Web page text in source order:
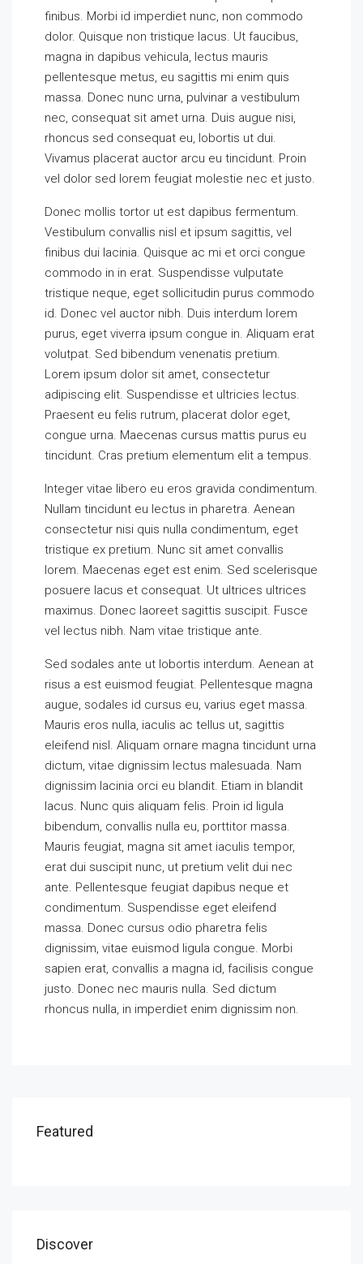
finibus. Morbi id imperdiet nunc, non commodo
dolor. Quisque non tristique lacus. Ut faucibus,
magna in dapibus vehicula, lectus mauris
pellentesque metus, eu sagittis mi enim quis
massa. Donec nunc urna, pulvinar a vestibulum
nec, consequat sit amet urna. Duis augue nisi,
rhoncus sed consequat eu, lobortis ut dui.
Vivamus placerat auctor arcu eu tincidunt. Proin
vel dolor sed lorem feugiat molestie nec et justo.
Donec mollis tortor ut est dapibus fermentum.
Vestibulum convallis nisl et ipsum sagittis, vel
finibus dui lacinia. Quisque ac mi et orci congue
commodo in in erat. Suspendisse vulputate
tristique neque, eget sollicitudin purus commodo
id. Donec vel auctor nibh. Duis interdum lorem
purus, eget viverra ipsum congue in. Aliquam erat
volutpat. Sed bibendum venenatis pretium.
Lorem ipsum dolor sit amet, consectetur
adipiscing elit. Suspendisse et ultricies lectus.
Praesent eu felis rutrum, placerat dolor eget,
congue urna. Maecenas cursus mattis purus eu
tincidunt. Cras pretium elementum elit a tempus.
Integer vitae libero eu eros gravida condimentum.
Nullam tincidunt eu lectus in pharetra. Aenean
consectetur nisi quis nulla condimentum, eget
tristique ex pretium. Nunc sit amet convallis
lorem. Maecenas eget est enim. Sed scelerisque
posuere lacus et consequat. Ut ultrices ultrices
maximus. Donec laoreet sagittis suscipit. Fusce
vel lectus nibh. Nam vitae tristique ante.
Sed sodales ante ut lobortis interdum. Aenean at
risus a est euismod feugiat. Pellentesque magna
augue, sodales id cursus eu, varius eget massa.
Mauris eros nulla, iaculis ac tellus ut, sagittis
eleifend nisl. Aliquam ornare magna tincidunt urna
dictum, vitae dignissim lectus malesuada. Nam
dignissim lacinia orci eu blandit. Etiam in blandit
lacus. Nunc quis aliquam felis. Proin id ligula
bibendum, convallis nulla eu, porttitor massa.
Mauris feugiat, magna sit amet iaculis tempor,
erat dui suscipit nunc, ut pretium velit dui nec
ante. Pellentesque feugiat dapibus neque et
condimentum. Suspendisse eget eleifend
massa. Donec cursus odio pharetra felis
dignissim, vitae euismod ligula congue. Morbi
sapien erat, convallis a magna id, facilisis congue
justo. Donec nec mauris nulla. Sed dictum
rhoncus nulla, in imperdiet enim dignissim non.
Featured
Discover